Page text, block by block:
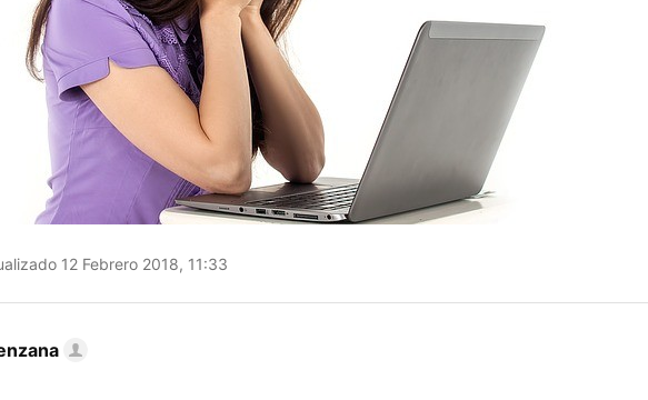
12 Febrero 2018, 11:33